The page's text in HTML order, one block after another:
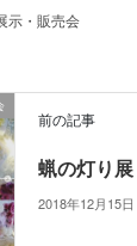
示・販売会
前の記事
蝋の灯り展
2018年12月15日